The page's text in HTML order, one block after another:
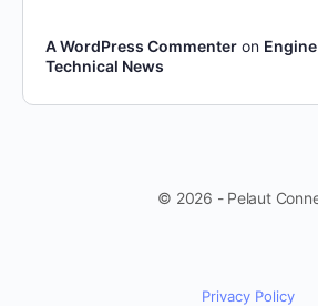
A WordPress Commenter on
Technical News
© 2026 - Pelaut
Privacy Policy